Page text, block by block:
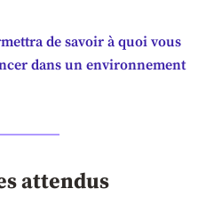
de savoir à quoi vous
dans un environnement
attendus